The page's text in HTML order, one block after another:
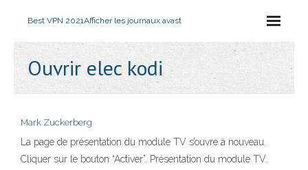
Best VPN 2021Afficher les journaux avast
Ouvrir elec kodi
Mark Zuckerberg
La page de présentation du module TV s’ouvre à nouveau.
Cliquer sur le bouton “Activer”. Présentation du module TV.